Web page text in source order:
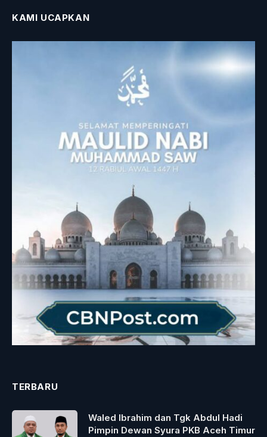
KAMI UCAPKAN
TERBARU
Waled Ibrahim dan Tgk Abdul Hadi
Pimpin Dewan Syura PKB Aceh Timur